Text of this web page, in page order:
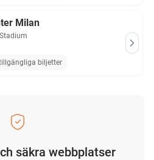
Milan
biljetter
säkra webbplatser